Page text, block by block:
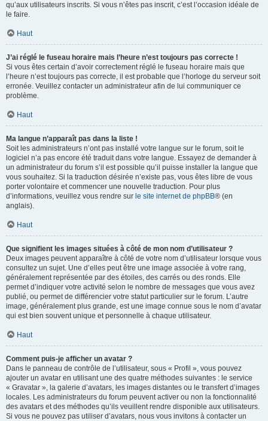
qu’aux utilisateurs inscrits. Si vous n’êtes pas inscrit, c’est l’occasion idéale de
le faire.
Haut
J’ai réglé le fuseau horaire mais l’heure n’est toujours pas correcte !
Si vous êtes certain d’avoir correctement réglé le fuseau horaire mais que
l’heure n’est toujours pas correcte, il est probable que l’horloge du serveur soit
erronée. Veuillez contacter un administrateur afin de lui communiquer ce
problème.
Haut
Ma langue n’apparaît pas dans la liste !
Soit les administrateurs n’ont pas installé votre langue sur le forum, soit le
logiciel n’a pas encore été traduit dans votre langue. Essayez de demander à
un administrateur du forum s’il est possible qu’il puisse installer la langue que
vous souhaitez. Si la traduction désirée n’existe pas, vous êtes libre de vous
porter volontaire et commencer une nouvelle traduction. Pour plus
d’informations, veuillez vous rendre sur le site internet de phpBB® (en
anglais).
Haut
Que signifient les images situées à côté de mon nom d’utilisateur ?
Deux images peuvent apparaître à côté de votre nom d’utilisateur lorsque vous
consultez un sujet. Une d’elles peut être une image associée à votre rang,
généralement représentée par des étoiles, des carrés ou des ronds. Elle
permet d’indiquer votre activité selon le nombre de messages que vous avez
publié, ou permet de différencier votre statut particulier sur le forum. L’autre
image, généralement plus grande, est une image connue sous le nom d’avatar
qui est bien souvent unique et personnelle à chaque utilisateur.
Haut
Comment puis-je afficher un avatar ?
Dans le panneau de contrôle de l’utilisateur, sous « Profil », vous pouvez
ajouter un avatar en utilisant une des quatre méthodes suivantes : le service
« Gravatar », la galerie d’avatars, les images distantes ou le transfert d’images
locales. Les administrateurs du forum peuvent activer ou non la fonctionnalité
des avatars et des méthodes qu’ils veuillent rendre disponible aux utilisateurs.
Si vous ne pouvez pas utiliser d’avatars, nous vous invitons à contacter un